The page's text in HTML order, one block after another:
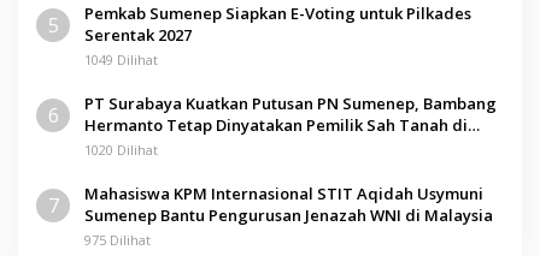
5
Pemkab Sumenep Siapkan E-Voting untuk Pilkades
Serentak 2027
1049 Dilihat
6
PT Surabaya Kuatkan Putusan PN Sumenep, Bambang
Hermanto Tetap Dinyatakan Pemilik Sah Tanah di
Pamolokan
1020 Dilihat
7
Mahasiswa KPM Internasional STIT Aqidah Usymuni
Sumenep Bantu Pengurusan Jenazah WNI di Malaysia
975 Dilihat